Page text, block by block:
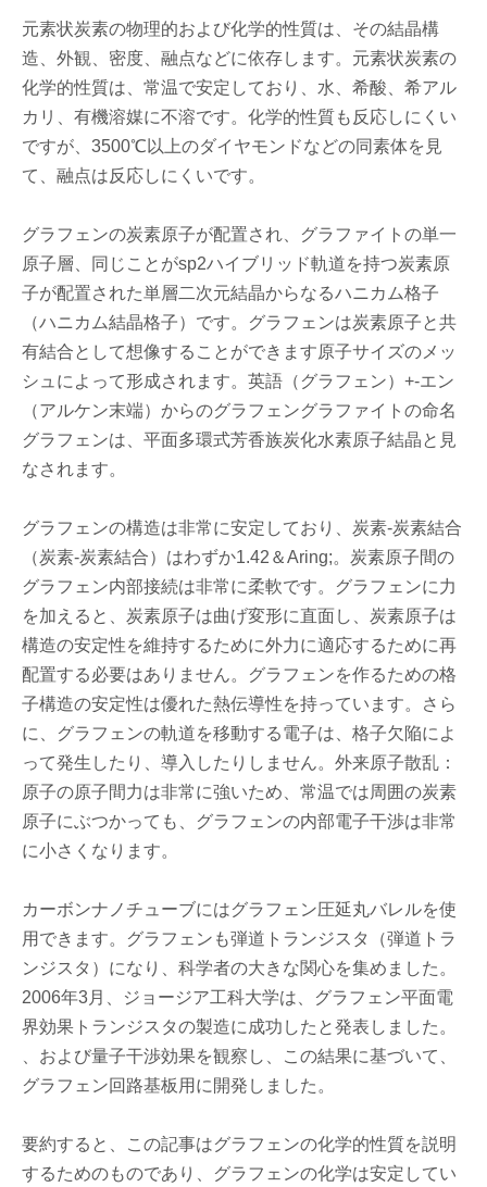
元素状炭素の物理的および化学的性質は、その結晶構
造、外観、密度、融点などに依存します。元素状炭素の
化学的性質は、常温で安定しており、水、希酸、希アル
カリ、有機溶媒に不溶です。化学的性質も反応しにくい
ですが、3500℃以上のダイヤモンドなどの同素体を見
て、融点は反応しにくいです。
グラフェンの炭素原子が配置され、グラファイトの単一
原子層、同じことがsp2ハイブリッド軌道を持つ炭素原
子が配置された単層二次元結晶からなるハニカム格子
（ハニカム結晶格子）です。グラフェンは炭素原子と共
有結合として想像することができます原子サイズのメッ
シュによって形成されます。英語（グラフェン）+-エン
（アルケン末端）からのグラフェングラファイトの命名
グラフェンは、平面多環式芳香族炭化水素原子結晶と見
なされます。
グラフェンの構造は非常に安定しており、炭素-炭素結合
（炭素-炭素結合）はわずか1.42＆Aring;。炭素原子間の
グラフェン内部接続は非常に柔軟です。グラフェンに力
を加えると、炭素原子は曲げ変形に直面し、炭素原子は
構造の安定性を維持するために外力に適応するために再
配置する必要はありません。グラフェンを作るための格
子構造の安定性は優れた熱伝導性を持っています。さら
に、グラフェンの軌道を移動する電子は、格子欠陥によ
って発生したり、導入したりしません。外来原子散乱：
原子の原子間力は非常に強いため、常温では周囲の炭素
原子にぶつかっても、グラフェンの内部電子干渉は非常
に小さくなります。
カーボンナノチューブにはグラフェン圧延丸バレルを使
用できます。グラフェンも弾道トランジスタ（弾道トラ
ンジスタ）になり、科学者の大きな関心を集めました。
2006年3月、ジョージア工科大学は、グラフェン平面電
界効果トランジスタの製造に成功したと発表しました。
、および量子干渉効果を観察し、この結果に基づいて、
グラフェン回路基板用に開発しました。
要約すると、この記事はグラフェンの化学的性質を説明
するためのものであり、グラフェンの化学は安定してい